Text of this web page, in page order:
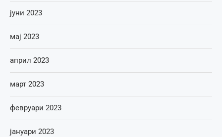
јуни 2023
мај 2023
април 2023
март 2023
февруари 2023
јануари 2023